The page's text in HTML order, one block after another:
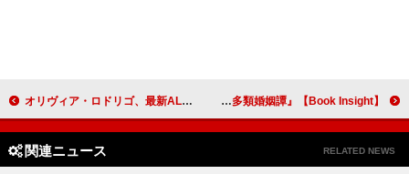
オリヴィア・ロドリゴ、最新ALより新曲「ステューピッド・ソング」MV公開 【Book Insight】『多類婚姻譚』発売週、凪良ゆうの作品5作が文芸チャート100位以内へ――旧作まで波及した熱量の正体
関連ニュース RELATED NEWS